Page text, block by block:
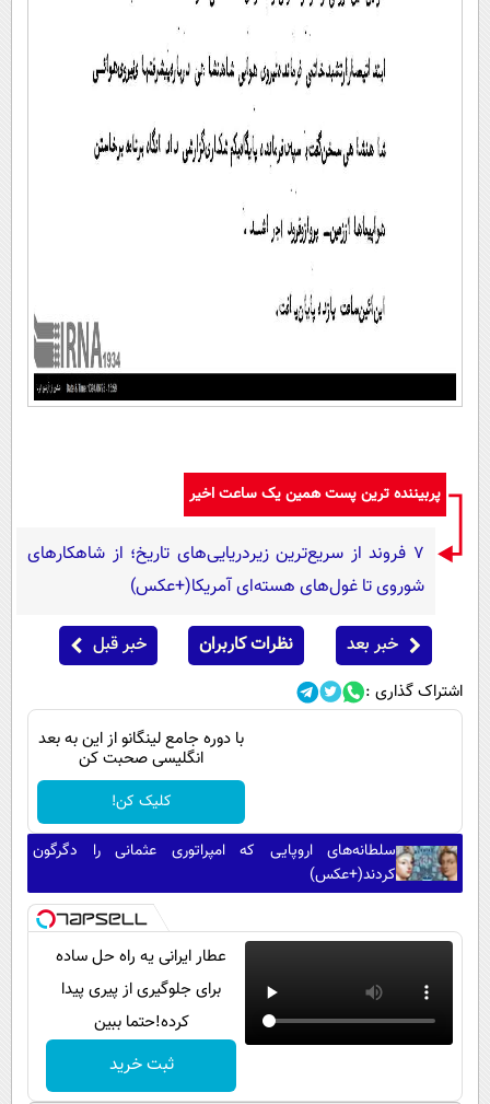
پربیننده ترین پست همین یک ساعت اخیر
۷ فروند از سریع‌ترین زیردریایی‌های تاریخ؛ از شاهکارهای
شوروی تا غول‌های هسته‌ای آمریکا(+عکس)
خبر بعد نظرات کاربران خبر قبل
اشتراک گذاری :
با دوره جامع لینگانو از این به بعد
انگلیسی صحبت کن
کلیک کن!
سلطانه‌های اروپایی که امپراتوری عثمانی را دگرگون
کردند(+عکس)
عطار ایرانی یه راه حل ساده
برای جلوگیری از پیری پیدا
کرده!حتما ببین
ثبت خرید